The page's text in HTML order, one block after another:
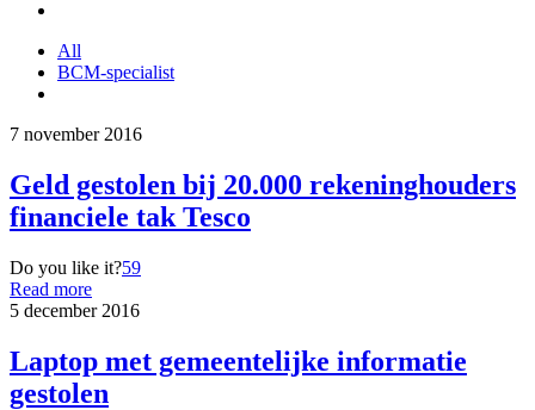
All
BCM-specialist
7 november 2016
Geld gestolen bij 20.000 rekeninghouders
financiele tak Tesco
Do you like it?59
Read more
5 december 2016
Laptop met gemeentelijke informatie
gestolen